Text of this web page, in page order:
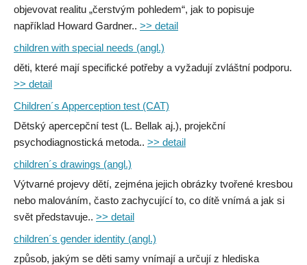
objevovat realitu „čerstvým pohledem“, jak to popisuje
například Howard Gardner.. >> detail
children with special needs (angl.)
děti, které mají specifické potřeby a vyžadují zvláštní podporu.
>> detail
Children´s Apperception test (CAT)
Dětský apercepční test (L. Bellak aj.), projekční
psychodiagnostická metoda.. >> detail
children´s drawings (angl.)
Výtvarné projevy dětí, zejména jejich obrázky tvořené kresbou
nebo malováním, často zachycující to, co dítě vnímá a jak si
svět představuje.. >> detail
children´s gender identity (angl.)
způsob, jakým se děti samy vnímají a určují z hlediska